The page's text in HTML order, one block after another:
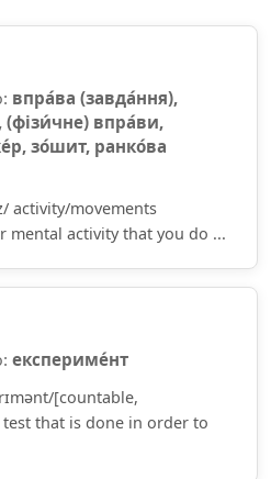
впра́ва (завда́ння),
(фізи́чне) впра́ви,
зо́шит, ранко́ва
activity/movements
mental activity that you do ...
експериме́нт
[countable,
that is done in order to